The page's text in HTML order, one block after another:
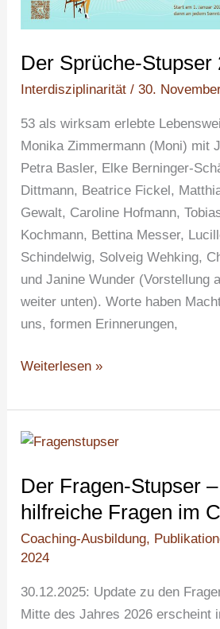
Der Sprüche-Stupser
Interdisziplinarität /30.
53 als wirksam erlebte
Monika Zimmermann (Moni) mit
Petra Basler, Elke Berninger-
Dittmann, Beatrice Fickel,
Gewalt, Caroline Hofmann,
Kochmann, Bettina Messer,
Schindelwig, Solveig Wehking,
und Janine Wunder (Vorstellung
weiter unten). Worte haben
uns, formen Erinnerungen,
Weiterlesen »
Der Fragen-Stupser
hilfreiche Fragen im
Coaching-Ausbildung,
2024
30.12.2025: Update zu den
Mitte des Jahres 2026 erscheint
Der
Stupser
–
hilfreiche
im
Coaching